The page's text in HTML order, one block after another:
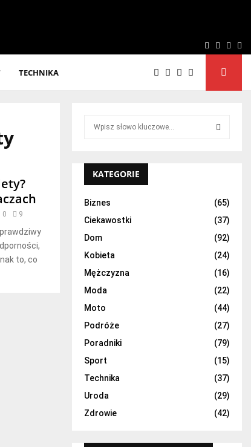
Facebook
Twitter
TECHNIKA
0 9
to, co
h
f
r
:
A
R
H
KATEGORIE
Biznes
(65)
Ciekawostki
(37)
Dom
(92)
Kobieta
(24)
Mężczyzna
(16)
Moda
(22)
Moto
(44)
Podróże
(27)
Poradniki
(79)
Sport
(15)
Technika
(37)
Uroda
(29)
Zdrowie
(42)